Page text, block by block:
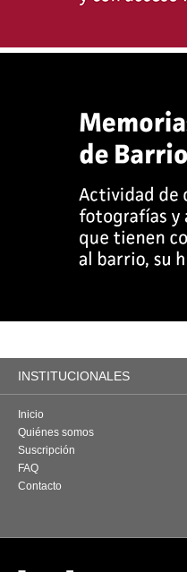
INSTITUCIONALES
Inicio
Quiénes somos
Suscripción
FAQ
Contacto